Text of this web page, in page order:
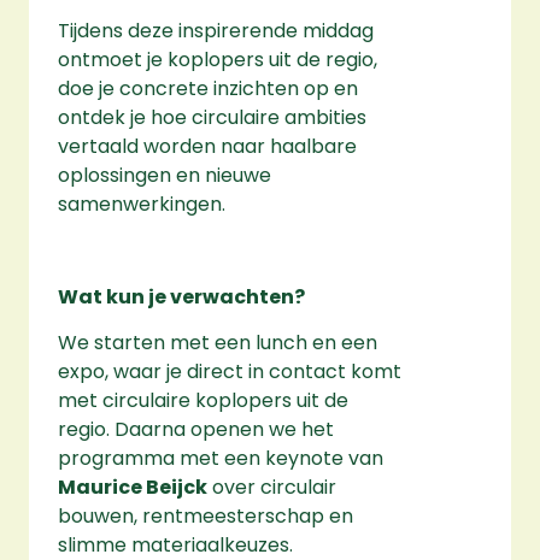
Tijdens deze inspirerende middag
ontmoet je koplopers uit de regio,
doe je concrete inzichten op en
ontdek je hoe circulaire ambities
vertaald worden naar haalbare
oplossingen en nieuwe
samenwerkingen.
Wat kun je verwachten?
We starten met een lunch en een
expo, waar je direct in contact komt
met circulaire koplopers uit de
regio. Daarna openen we het
programma met een keynote van
Maurice Beijckover circulair
bouwen, rentmeesterschap en
slimme materiaalkeuzes.